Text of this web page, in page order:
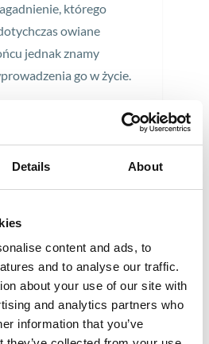
Details About
content and ads, to
and to analyse our traffic.
about your use of our site with
and analytics partners who
information that you’ve
którego
owiane
jednak znamy
go w życie.